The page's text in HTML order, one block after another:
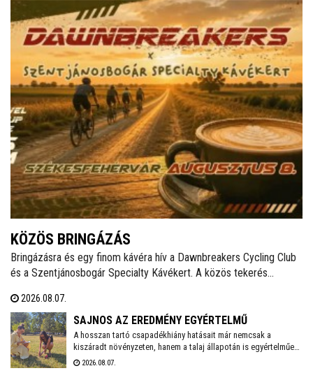
KÖZÖS BRINGÁZÁS
Bringázásra és egy finom kávéra hív a Dawnbreakers Cycling Club
és a Szentjánosbogár Specialty Kávékert. A közös tekerés
utcai vendéglátóhelytől, az ingyenes programhoz bármilyen
kerékpárral lehet csatlakozni.
2026.08.07.
SAJNOS AZ EREDMÉNY EGYÉRTELMŰ
A hosszan tartó csapadékhiány hatásait már nemcsak a
kiszáradt növényzeten, hanem a talaj állapotán is egyértelműen
mérni lehet. A Városgondnokság szakemberei talajnedvesség-
2026.08.07.